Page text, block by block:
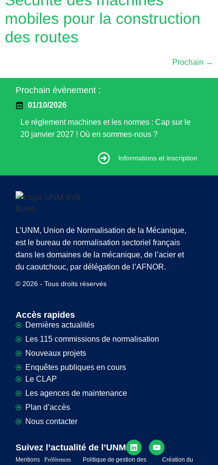
mobiles pour la construction
des routes
Prochain →
Prochain évènement :
01/10/2026
Le règlement machines et les normes : Cap sur le
20 janvier 2027 ! Où en sommes-nous ?
Informations et inscription
L’UNM, Union de Normalisation de la Mécanique,
est le bureau de normalisation sectoriel français
dans les domaines de la mécanique, de l’acier et
du caoutchouc, par délégation de l’AFNOR.
© 2026 - Tous droits réservés
Accès rapides
Dernières actualités
Les 115 commissions de normalisation
Nouveaux projets
Enquêtes publiques en cours
Le CLAP
Les agences de maintenance
Plan d’accès
Nous contacter
Suivez l’actualité de l’UNM
Mentions Préférences Politique de gestion des Création du